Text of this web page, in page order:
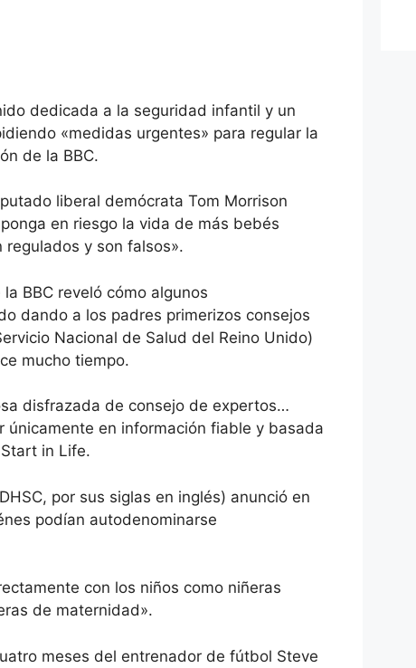
dedicada a la seguridad infantil y un
«medidas urgentes» para regular la
de la BBC.
liberal demócrata Tom Morrison
en riesgo la vida de más bebés
y son falsos».
BBC reveló cómo algunos
dando a los padres primerizos consejos
Nacional de Salud del Reino Unido)
mucho tiempo.
disfrazada de consejo de expertos…
en información fiable y basada
in Life.
por sus siglas en inglés) anunció en
podían autodenominarse
con los niños como niñeras
de maternidad».
meses del entrenador de fútbol Steve